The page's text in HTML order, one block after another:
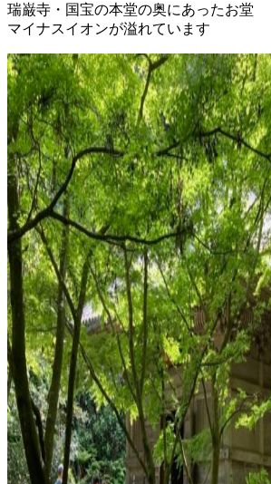
瑞巌寺・国宝の本堂の奥にあったお堂
マイナスイオンが溢れています